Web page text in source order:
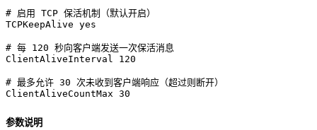
# 启用 TCP 保活机制（默认开启）
TCPKeepAlive yes
# 每 120 秒向客户端发送一次保活消息
ClientAliveInterval 120
# 最多允许 30 次未收到客户端响应（超过则断开）
ClientAliveCountMax 30
参数说明